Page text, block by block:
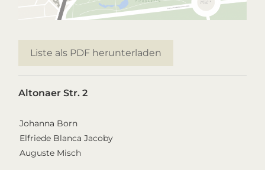
Liste als PDF herunterladen
Altonaer Str. 2
Johanna Born
Elfriede Blanca Jacoby
Auguste Misch